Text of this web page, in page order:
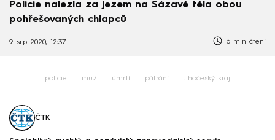
Policie nalezla za jezem na Sázavě těla obou
pohřešovaných chlapců
9. srp 2020, 12:37 6 min čtení
policie muž úmrtí pátrání Jihočeský kraj
ČTK